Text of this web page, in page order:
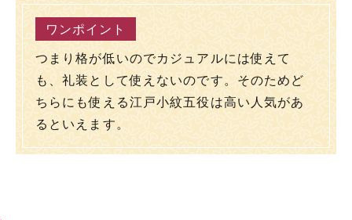
つまり格が低いのでカジュアルには使えて
も、礼装として使えないのです。そのためど
ちらにも使える江戸小紋五役は高い人気があ
るといえます。